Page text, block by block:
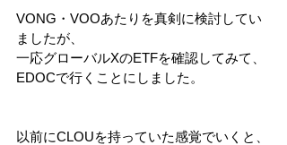
VONG・VOOあたりを真剣に検討してい
ましたが、
一応グローバルXのETFを確認してみて、
EDOCで行くことにしました。
以前にCLOUを持っていた感覚でいくと、